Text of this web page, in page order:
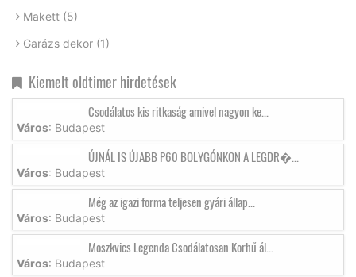
Makett (5)
Garázs dekor (1)
Kiemelt oldtimer hirdetések
Csodálatos kis ritkaság amivel nagyon ke...
Város: Budapest
ÚJNÁL IS ÚJABB P60 BOLYGÓNKON A LEGDR�...
Város: Budapest
Még az igazi forma teljesen gyári állap...
Város: Budapest
Moszkvics Legenda Csodálatosan Korhű ál...
Város: Budapest